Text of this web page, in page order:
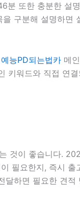
또한 충분한 설
구분해 설명하
예능PD되는법카 메
워드와 직접 연
것이 좋습니다.
필요한지, 즉시
하면 필요한 견